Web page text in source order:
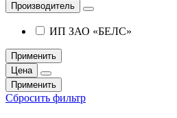
Производитель
ИП ЗАО «БЕЛС»
Применить
Цена
Применить
Сбросить фильтр